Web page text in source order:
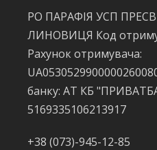
РО ПАРАФІЯ УСП
ЛИНОВИЦЯ Код
Рахунок отримувача:
банку: АТ КБ
5169335106213917
+38 (073)-945-12-85